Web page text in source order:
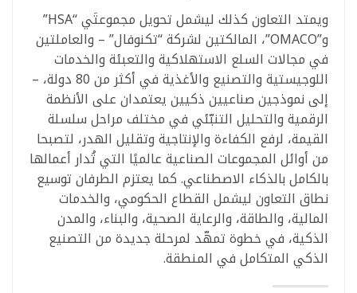
ويمتد التعاون كذلك ليشمل تحويل مجموعتَي “HSA”
و”OMACO”، المالكتين لشركة “تكنوفال” – والعاملتين
في مجالات السلع الاستهلاكية والتعبئة والخدمات
اللوجيستية والتصنيع والأغذية في أكثر من 80 دولة، –
إلى نموذجين صناعيين ذكيين يعتمدان على الأنظمة
الرقمية والتحليل التنبّئي في مختلف مراحل سلسلة
القيمة، لرفع الكفاءة والإنتاجية وتقليل الهدر، لتصبحا
من أوائل المجموعات الصناعية عالميًا التي تُدار أعمالها
بالكامل بالذكاء الاصطناعي. كما يعتزم الطرفان توسيع
نطاق التعاون ليشمل القطاع الحكومي، والخدمات
المالية، والطاقة، والرعاية الصحية، والبناء، والمدن
الذكية، في خطوة تمهّد لمرحلة جديدة من التصنيع
الذكي المتكامل في المنطقة.